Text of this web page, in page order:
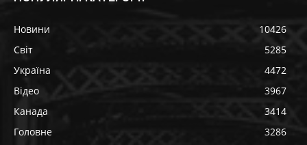
Новини
10426
Світ
5285
Україна
4472
Відео
3967
Канада
3414
Головне
3286